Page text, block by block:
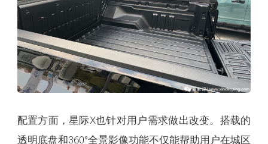
配置方面，星际X也针对用户需求做出改变。搭载的
透明底盘和360°全景影像功能不仅能帮助用户在城区